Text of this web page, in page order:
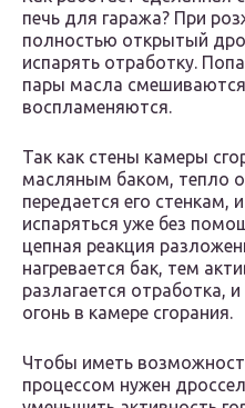
печь для гаража? При
полностью открытый
испарять отработку.
пары масла
воспламеняются.
Так как стены камеры
масляным баком, тепло
передается его стенкам,
испаряться уже без
цепная реакция
нагревается бак, тем
разлагается отработка,
огонь в камере сгорания.
Чтобы иметь
процессом нужен